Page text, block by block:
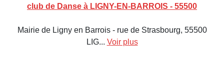
club de Danse à LIGNY-EN-BARROIS - 55500
Mairie de Ligny en Barrois - rue de Strasbourg, 55500
LIG... Voir plus